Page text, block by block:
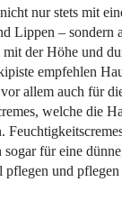
nur stets mit
Lippen – sondern
der Höhe und
empfehlen
allem auch für
welche die
für eine
und pflegen